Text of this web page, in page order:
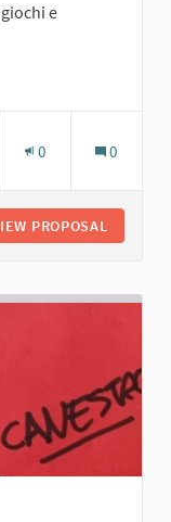
e
0 0
PROPOSAL